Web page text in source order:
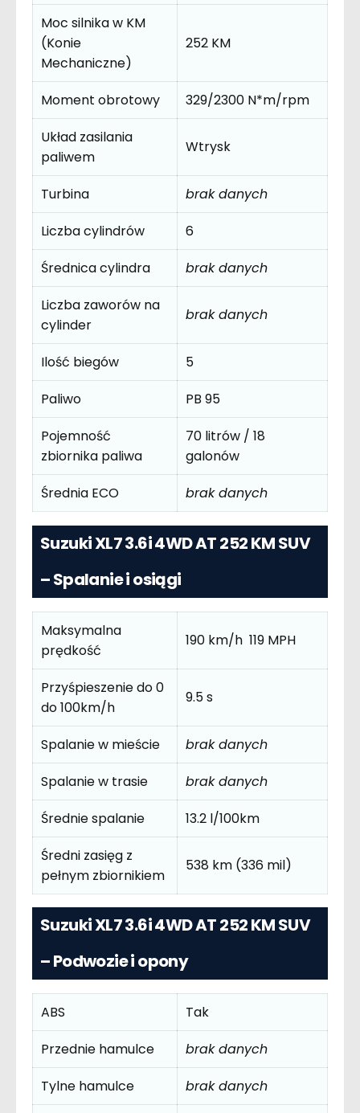
Moc silnika w KM
(Konie
Mechaniczne)
252 KM
Moment obrotowy
329/2300 N*m/rpm
Układ zasilania
paliwem
Wtrysk
Turbina
brak danych
Liczba cylindrów
6
Średnica cylindra
brak danych
Liczba zaworów na
cylinder
brak danych
Ilość biegów
5
Paliwo
PB 95
Pojemność
zbiornika paliwa
70 litrów / 18
galonów
Średnia ECO
brak danych
Suzuki XL7 3.6i 4WD AT 252 KM SUV
– Spalanie i osiągi
Maksymalna
prędkość
190 km/h 119 MPH
Przyśpieszenie do 0
do 100km/h
9.5 s
Spalanie w mieście
brak danych
Spalanie w trasie
brak danych
Średnie spalanie
13.2 l/100km
Średni zasięg z
pełnym zbiornikiem
538 km (336 mil)
Suzuki XL7 3.6i 4WD AT 252 KM SUV
– Podwozie i opony
ABS
Tak
Przednie hamulce
brak danych
Tylne hamulce
brak danych